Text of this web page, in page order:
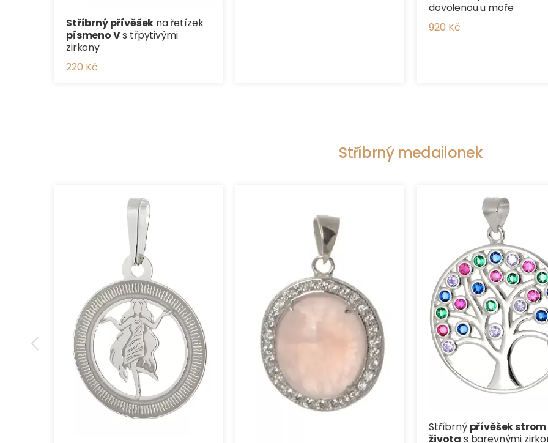
Stříbrný přívěšek na řetízek
písmeno Vs třpytivými
zirkony
220 Kč
dovolenou u moře
920 Kč
Stříbrný medailonek
Stříbrný přívěšek strom
života s barevnými